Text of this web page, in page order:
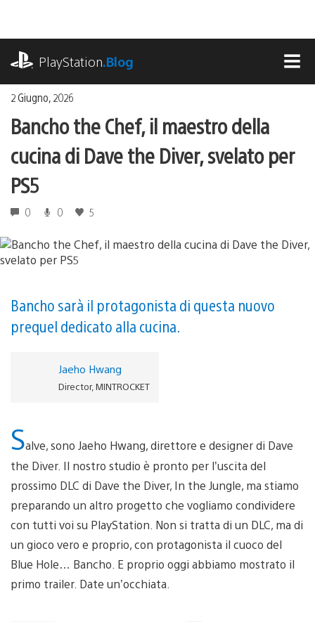
contenuto
PlayStation.Blog
2 Giugno, 2026
Bancho the Chef, il maestro della
cucina di Dave the Diver, svelato per
PS5
0 0 5
Bancho sarà il protagonista di questa nuovo
prequel dedicato alla cucina.
Jaeho Hwang
Director, MINTROCKET
Salve, sono Jaeho Hwang, direttore e designer di Dave
the Diver. Il nostro studio è pronto per l’uscita del
prossimo DLC di Dave the Diver, In the Jungle, ma stiamo
preparando un altro progetto che vogliamo condividere
con tutti voi su PlayStation. Non si tratta di un DLC, ma di
un gioco vero e proprio, con protagonista il cuoco del
Blue Hole… Bancho. E proprio oggi abbiamo mostrato il
primo trailer. Date un’occhiata.